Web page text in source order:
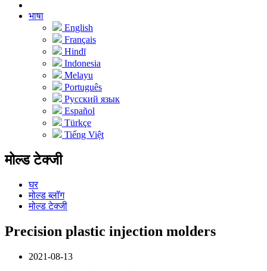
भाषा
English
Français
Hindī
Indonesia
Melayu
Português
Русский язык
Español
Türkçe
Tiếng Việt
मोल्ड टेक्जी
घर
मोल्ड ब्लॉग
मोल्ड टेक्जी
Precision plastic injection molders
2021-08-13